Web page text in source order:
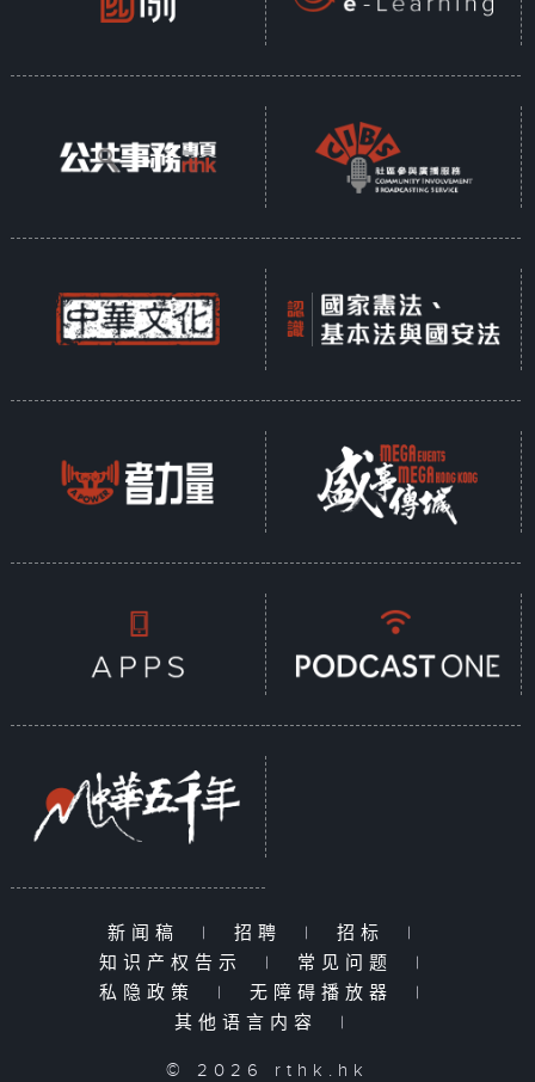
新闻稿 | 招聘 | 招标
|
知识产权告示
| 常见问题
|
私隐政策
| 无障碍播放器
|
其他语言内容
|
© 2026 rthk.hk